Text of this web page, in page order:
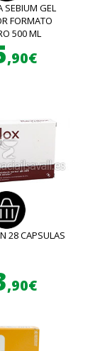
SEBIUM GEL
FORMATO
500 ML
,90€
28 CAPSULAS
,90€